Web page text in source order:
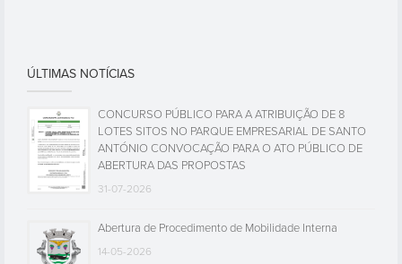
ÚLTIMAS NOTÍCIAS
CONCURSO PÚBLICO PARA A ATRIBUIÇÃO DE 8
LOTES SITOS NO PARQUE EMPRESARIAL DE SANTO
ANTÓNIO CONVOCAÇÃO PARA O ATO PÚBLICO DE
ABERTURA DAS PROPOSTAS
31-07-2026
Abertura de Procedimento de Mobilidade Interna
14-05-2026